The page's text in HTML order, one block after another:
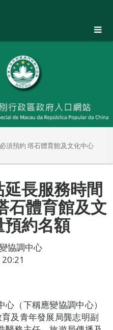
須預約 塔石體育館及文化中心
長服務時間
石體育館及文
約名額
協調中心
（下稱應變協調中心）
及青年發展局龔志明副